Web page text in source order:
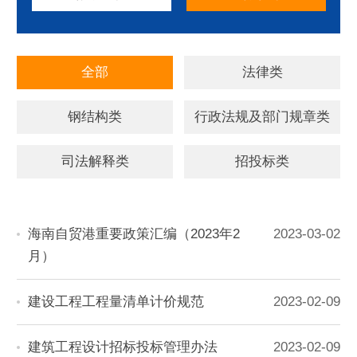
全部 法律类
钢结构类 行政法规及部门规章类
司法解释类 招投标类
海南自贸港重要政策汇编（2023年2
月）
2023-03-02
建设工程工程量清单计价规范 2023-02-09
建筑工程设计招标投标管理办法 2023-02-09